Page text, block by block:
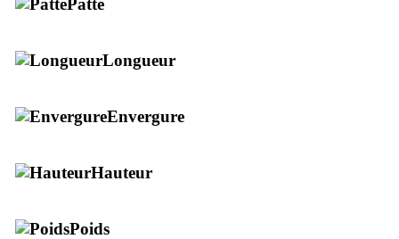
Longueur
Envergure
Hauteur
Poids